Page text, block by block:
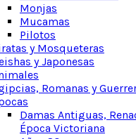
Monjas
Mucamas
Pilotos
y Mosqueteras
y Japonesas
Romanas y
Damas Antiguas,
Época Victoriana